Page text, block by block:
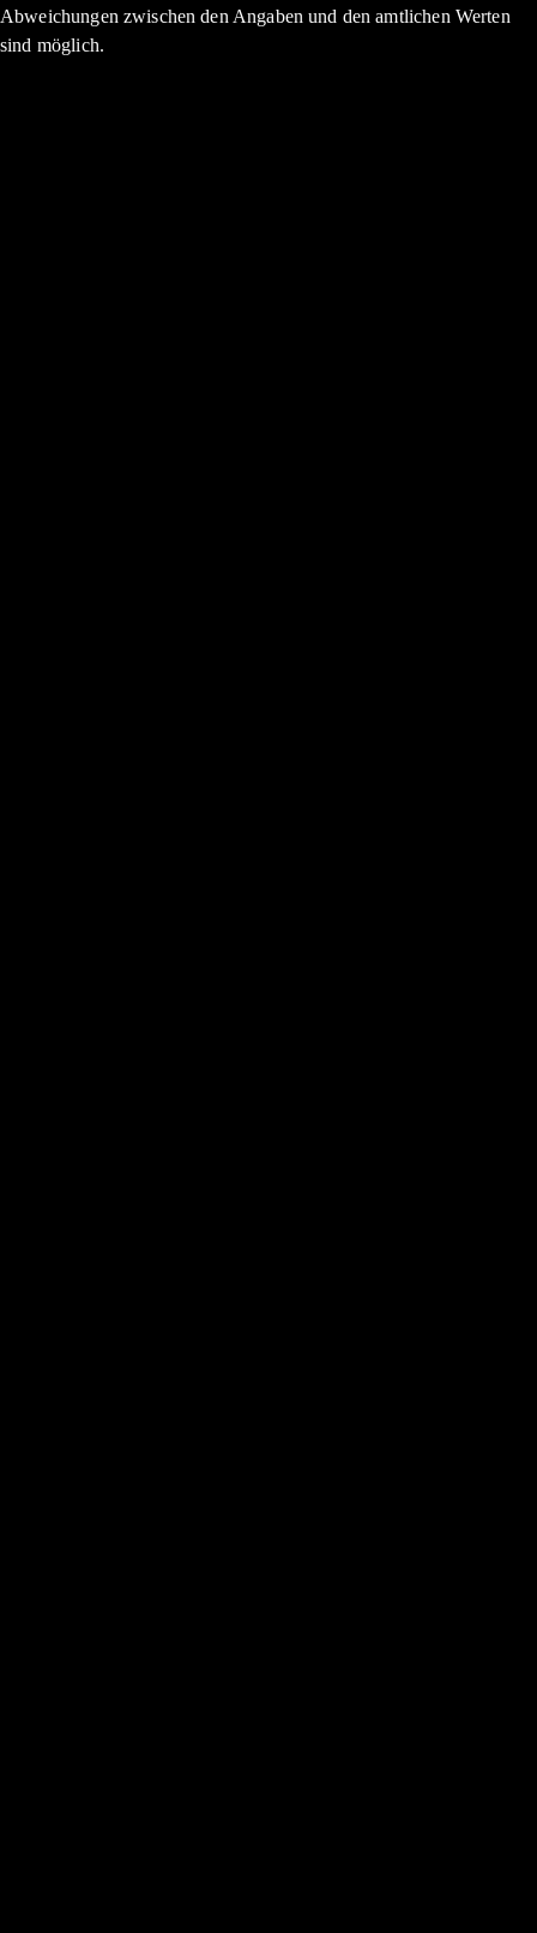
Abweichungen zwischen den Angaben und den amtlichen Werten
sind möglich.